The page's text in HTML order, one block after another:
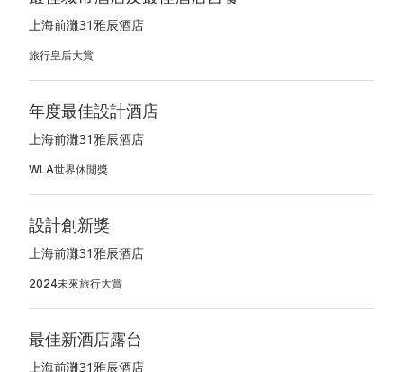
上海前灘31雅辰酒店
旅行皇后大賞
年度最佳設計酒店
上海前灘31雅辰酒店
WLA世界休閒獎
設計創新獎
上海前灘31雅辰酒店
2024未來旅行大賞
最佳新酒店露台
上海前灘31雅辰酒店